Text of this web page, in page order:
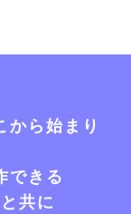
ら始まり
できる
共に